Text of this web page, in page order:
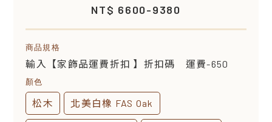
NT$ 6600-9380
商品規格
輸入【家飾品運費折扣 】折扣碼 運費-650
顏色
松木 北美白橡 FAS Oak